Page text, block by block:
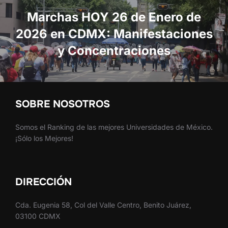
entradas
Marchas HOY 26 de Enero de
2026 en CDMX: Manifestaciones
y Concentraciones
SOBRE NOSOTROS
Somos el Ranking de las mejores Universidades de México.
¡Sólo los Mejores!
DIRECCIÓN
Cda. Eugenia 58, Col del Valle Centro, Benito Juárez,
03100 CDMX